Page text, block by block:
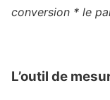
conversion * le
L’outil de